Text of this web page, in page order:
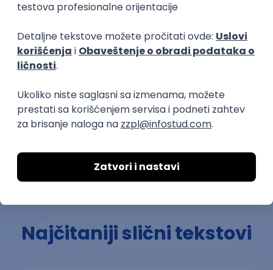
Preuzeto sa sajta www.telegraf.rs
Kopiraj link
Ostavi komentar
Najčitaniji slični tekstovi